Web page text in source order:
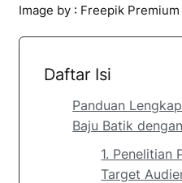
Image by : Freepik Premium
Daftar Isi
Panduan
Baju Batik
1. Penelitian
Target